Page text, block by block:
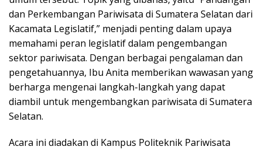
dan Perkembangan Pariwisata di Sumatera Selatan dari
Kacamata Legislatif,” menjadi penting dalam upaya
memahami peran legislatif dalam pengembangan
sektor pariwisata. Dengan berbagai pengalaman dan
pengetahuannya, Ibu Anita memberikan wawasan yang
berharga mengenai langkah-langkah yang dapat
diambil untuk mengembangkan pariwisata di Sumatera
Selatan.
Acara ini diadakan di Kampus Politeknik Pariwisata